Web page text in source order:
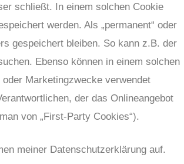
schließt. In einem solchen Cookie
werden. Als „permanent“ oder
gespeichert bleiben. So kann z.B. der
Ebenso können in einem solchen
Marketingzwecke verwendet
der das Onlineangebot
von „First-Party Cookies“).
meiner Datenschutzerklärung auf.